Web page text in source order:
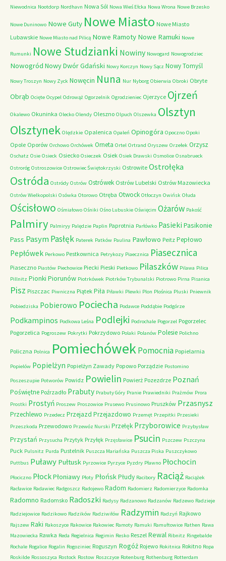
Niewodnica Nootdorp Nordhavn Nowa Sól Nowa Wieś Ełcka Nowa Wrona Nowe Brzesko
Nowe Duninowo Nowe Guty Nowe Miasto Nowe Miasto
Lubawskie Nowe Miasto nad Pilicą Nowe Ramoty Nowe Ramuki Nowe
Rumunki Nowe Studzianki Nowiny Nowogard Nowogrodziec
Nowogród Nowy Dwór Gdański Nowy Korczyn Nowy Sącz Nowy Tomyśl
Nowy Troszyn Nowy Zyck Nowęcin Nuna Nur Nyborg Obierwia Obroki Obryte
Obrąb Ocięte Ocypel Odrowąż Ogorzelnik Ogrodzieniec Ojerzyce Ojrzeń
Okalewo Okuninka Olecko Olendy Oleszno Olpuch Olszewka Olsztyn
Olsztynek Olędzkie Opalenica Opaleń Opinogóra Opoczno Opoki
Opole Oporów Orchowo Orchówek Orneta Ortel Ortrand Oryszew Orzełek Orzysz
Oschatz Osie Osieck Osiecko Osieczek Osiek Osiek Drawski Osmolice Osnabrueck
Ostroróg Ostroszowice Ostrowiec Świętokrzyski Ostrowite Ostrołęka
Ostróda Ostródy Ostrów Ostrówek Ostrów Lubelski Ostrów Mazowiecka
Ostrów Wielkopolski Osówka Otorowo Otręba Otwock Otłoczyn Owińsk Ołuda
Ościsłowo Ośmiałowo Ośniki Ośno Lubuskie Oświęcim Ożarów Pakość
Palmiry Palmiryy Palędzie Paplin Paprotnia Parłówko Pasieki Pasikonie
Pass PasymPasłęk Paterek Patków Paulina Pawłowo Peitz Pepłowo
Pepłówek Perkowo Pestkownica Petrykozy Piaecznica Piasecznica
Piaseczno Piastów Piechowice Piecki Pieski Pietkowo Pilaszków Pilawa Pilica
Pillnitz Pionki Piorunów Piotrkówek Piotrków Trybunalski Piotrowo Pirna Pisanica
Pisz Piszczac Piwniczna Piątek Piła Piławki Plewki Plon Plośnica Pluski Pniewnik
Pobiedziska Pobierowo Pociecha Podawce Poddąbie Podgórze
Podkampinos Podkowa Leśna Podlejki Podrochale Pogorzel Pogorzelec
Pogorzelica Pogroszew Pokrytki Pokrzydowo Polaki Polanów Polesie Polichno
Policzna Polnica PomiechówekPomocnia Popielarnia
Popielów Popielżyn Popielżyn Zawady Popowo Porządzie Postomino
Poszeszupie Potworów Powidz Powielin Powierż Pozezdrze Poznań
Poświętne Poźrzadło Prabuty Prabuty Góry Pranie Prawiedniki Prażmów Prora
Prostki Prostyń Proszew Proszowice Prusewo Prusinowo Pruszków Przasnysz
Przechlewo Przedecz Przejazd Przejazdowo Przemęt Przepitki Przesieki
Przeszkoda Przewodowo Przewóz Nurski Przełęk Przyborowice Przybysław
Przystań Przysucha Przytyk Przyłęk Przęsławice Psucin Pszczew Pszczyna
Puck Pulsnitz Purda Pustelnik Puszcza Mariańska Puszcza Piska Puszczykowo
Puttbus Puławy Pułtusk Pyrzowice Pyrzyce Pyzdry Pławno Płochocin
Płociczno PłockPłoniawy Płoty PłońskPłudy Racibory Raciąż Raciążek
Racławice Radawiec Radgoszcz Radojewo Radom Radomierz Radomierzyce Radomka
Radomno Radomsko Radoszki Radysy Radzanowo Radzanów Radzewo Radzieje
Radziejowice Radzikowo Radzików Radziwiłów Radzymin Radzyń Rajkowo
Rajszew Raki Rakoszyce Rakowice Rakowiec Ramoty Ramuki Ramułtowice Rathen Rawa
Mazowiecka Rawka Reda Regielnica Regimin Resko Reszel Rewal Ribnitz Ringebalde
Rochale Rogalice Rogalin Rogoziniec Roguszyn Rogóż Rojewo Rokitnica Rokitno Ropa
Roskilde Rossoszyca Rostock Rostow Roszczyce Rotenburg Rothenburg Rotterdam